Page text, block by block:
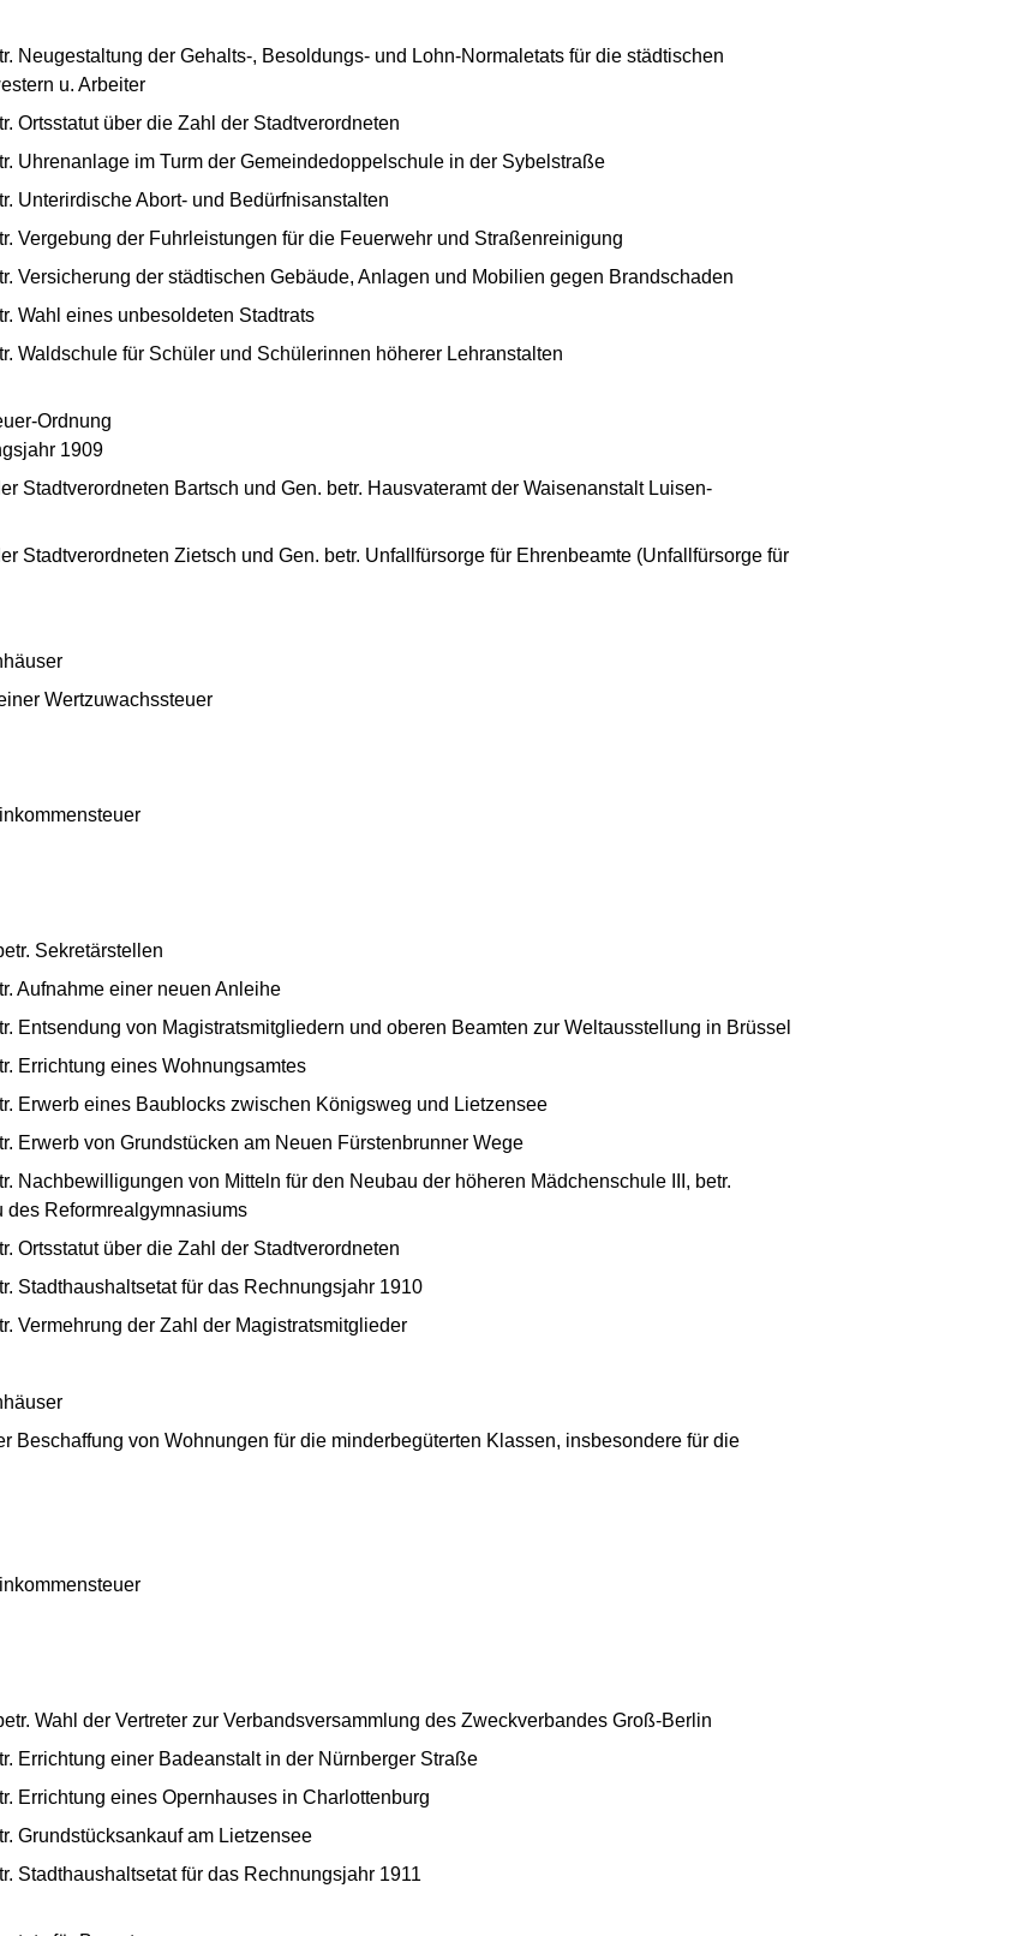
Neugestaltung der Gehalts-, Besoldungs- und Lohn-Normaletats für die städtischen
u. Arbeiter
Ortsstatut über die Zahl der Stadtverordneten
Uhrenanlage im Turm der Gemeindedoppelschule in der Sybelstraße
Unterirdische Abort- und Bedürfnisanstalten
Vergebung der Fuhrleistungen für die Feuerwehr und Straßenreinigung
Versicherung der städtischen Gebäude, Anlagen und Mobilien gegen Brandschaden
Wahl eines unbesoldeten Stadtrats
Waldschule für Schüler und Schülerinnen höherer Lehranstalten
Ordnung
1909
Stadtverordneten Bartsch und Gen. betr. Hausvateramt der Waisenanstalt Luisen-
Stadtverordneten Zietsch und Gen. betr. Unfallfürsorge für Ehrenbeamte (Unfallfürsorge für
Wertzuwachssteuer
Sekretärstellen
Aufnahme einer neuen Anleihe
Entsendung von Magistratsmitgliedern und oberen Beamten zur Weltausstellung in Brüssel
Errichtung eines Wohnungsamtes
Erwerb eines Baublocks zwischen Königsweg und Lietzensee
Erwerb von Grundstücken am Neuen Fürstenbrunner Wege
Nachbewilligungen von Mitteln für den Neubau der höheren Mädchenschule III, betr.
des Reformrealgymnasiums
Ortsstatut über die Zahl der Stadtverordneten
Stadthaushaltsetat für das Rechnungsjahr 1910
Vermehrung der Zahl der Magistratsmitglieder
Beschaffung von Wohnungen für die minderbegüterten Klassen, insbesondere für die
Wahl der Vertreter zur Verbandsversammlung des Zweckverbandes Groß-Berlin
Errichtung einer Badeanstalt in der Nürnberger Straße
Errichtung eines Opernhauses in Charlottenburg
Grundstücksankauf am Lietzensee
Stadthaushaltsetat für das Rechnungsjahr 1911